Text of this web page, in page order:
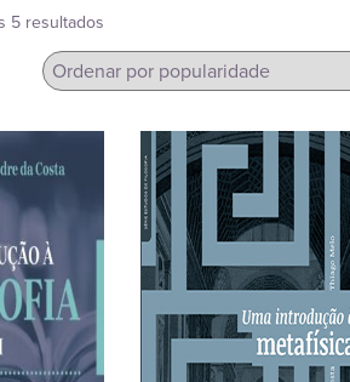
5 resultados
popularidade